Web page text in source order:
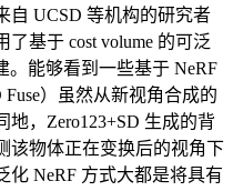
自 UCSD 等机构的研究者
基于 cost volume 的可泛
。能够看到一些基于 NeRF
Fuse）虽然从新视角合成的
，Zero123+SD 生成的背
该物体正在变换后的视角下
化 NeRF 方式大都是将具有